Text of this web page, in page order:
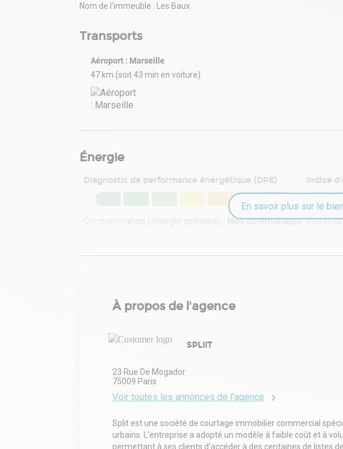
Nom de l'immeuble : Les Baux
Transports
Aéroport : Marseille
47 km (soit 43 min en voiture)
Énergie
Diagnostic de performance énergétique (DPE)
Non communiqué
Indice
En savoir plus sur le bien
À propos de l'agence
SPLIIT
23 Rue De Mogador
75009 Paris
Voir toutes les annonces de l'agence
Split est une société de courtage immobilier commercial
urbains. L'entreprise a adopté un modèle à faible coût et à
permettant à ses clients d'accéder à des centaines de listes